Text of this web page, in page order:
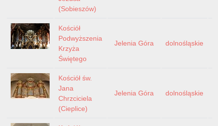
(Sobieszów)
Kościół
Podwyższenia
Krzyża
Świętego
Jelenia Góra dolnośląskie
Kościół św.
Jana
Chrzciciela
(Cieplice)
Jelenia Góra dolnośląskie